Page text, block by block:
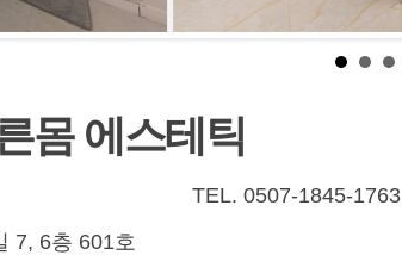
몸 에스테틱
TEL. 0507-1845-1763
7, 6층 601호